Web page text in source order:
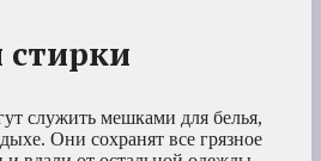
служить мешками для белья,
Они сохранят все грязное